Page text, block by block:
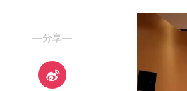
—分享—